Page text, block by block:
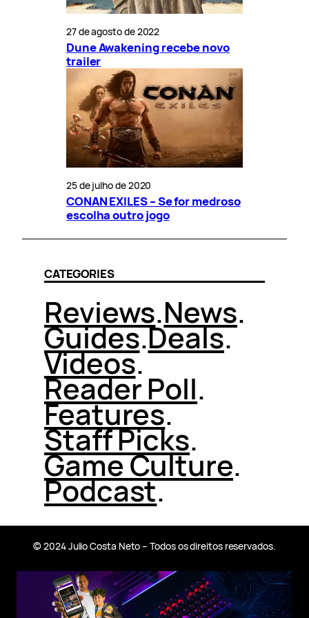
27 de agosto de 2022
Dune Awakening recebe novo
trailer
25 de julho de 2020
CONAN EXILES – Se for medroso
escolha outro jogo
CATEGORIES
Reviews.News.
Guides.Deals.
Videos.
Reader Poll.
Features.
Staff Picks.
Game Culture.
Podcast.
© 2024 Julio Costa Neto – Todos os direitos reservados.